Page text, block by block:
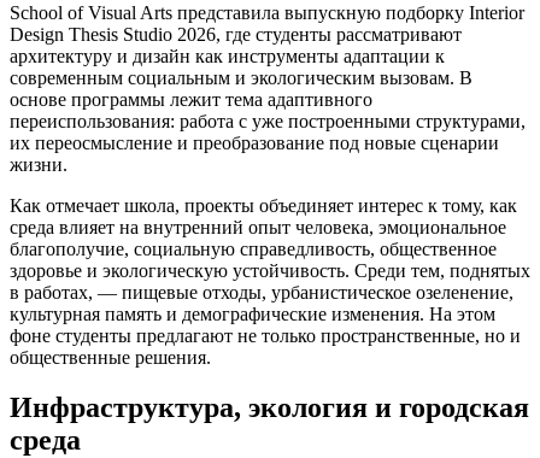
School of Visual Arts представила выпускную подборку Interior
Design Thesis Studio 2026, где студенты рассматривают
архитектуру и дизайн как инструменты адаптации к
современным социальным и экологическим вызовам. В
основе программы лежит тема адаптивного
переиспользования: работа с уже построенными структурами,
их переосмысление и преобразование под новые сценарии
жизни.
Как отмечает школа, проекты объединяет интерес к тому, как
среда влияет на внутренний опыт человека, эмоциональное
благополучие, социальную справедливость, общественное
здоровье и экологическую устойчивость. Среди тем, поднятых
в работах, — пищевые отходы, урбанистическое озеленение,
культурная память и демографические изменения. На этом
фоне студенты предлагают не только пространственные, но и
общественные решения.
Инфраструктура, экология и городская
среда